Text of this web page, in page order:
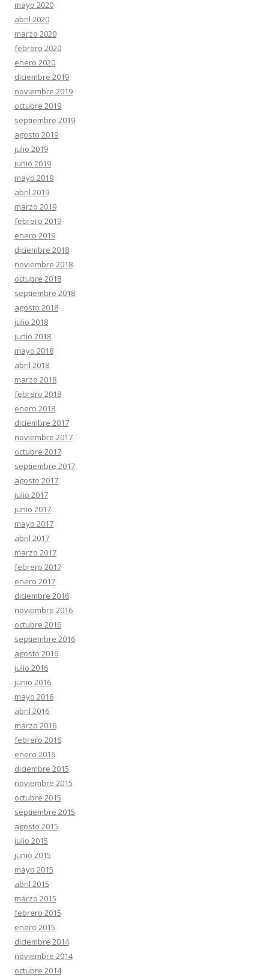
mayo 2020
abril 2020
marzo 2020
febrero 2020
enero 2020
diciembre 2019
noviembre 2019
octubre 2019
septiembre 2019
agosto 2019
julio 2019
junio 2019
mayo 2019
abril 2019
marzo 2019
febrero 2019
enero 2019
diciembre 2018
noviembre 2018
octubre 2018
septiembre 2018
agosto 2018
julio 2018
junio 2018
mayo 2018
abril 2018
marzo 2018
febrero 2018
enero 2018
diciembre 2017
noviembre 2017
octubre 2017
septiembre 2017
agosto 2017
julio 2017
junio 2017
mayo 2017
abril 2017
marzo 2017
febrero 2017
enero 2017
diciembre 2016
noviembre 2016
octubre 2016
septiembre 2016
agosto 2016
julio 2016
junio 2016
mayo 2016
abril 2016
marzo 2016
febrero 2016
enero 2016
diciembre 2015
noviembre 2015
octubre 2015
septiembre 2015
agosto 2015
julio 2015
junio 2015
mayo 2015
abril 2015
marzo 2015
febrero 2015
enero 2015
diciembre 2014
noviembre 2014
octubre 2014